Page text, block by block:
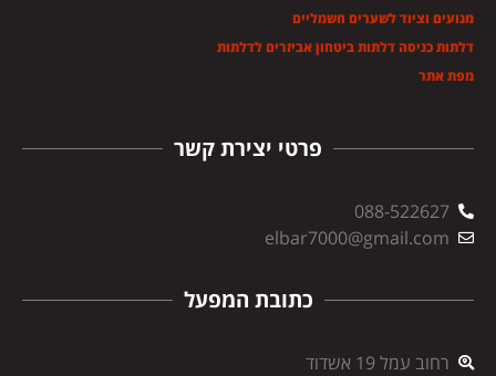
פרטי יצירת קשר
088-522627
elbar7000@gmail.com
כתובת המפעל
רחוב עמל 19 אשדוד
מנועים וציוד לשערים חשמליים
דלתות כניסה דלתות ביטחון אביזרים לדלתות
מפת אתר